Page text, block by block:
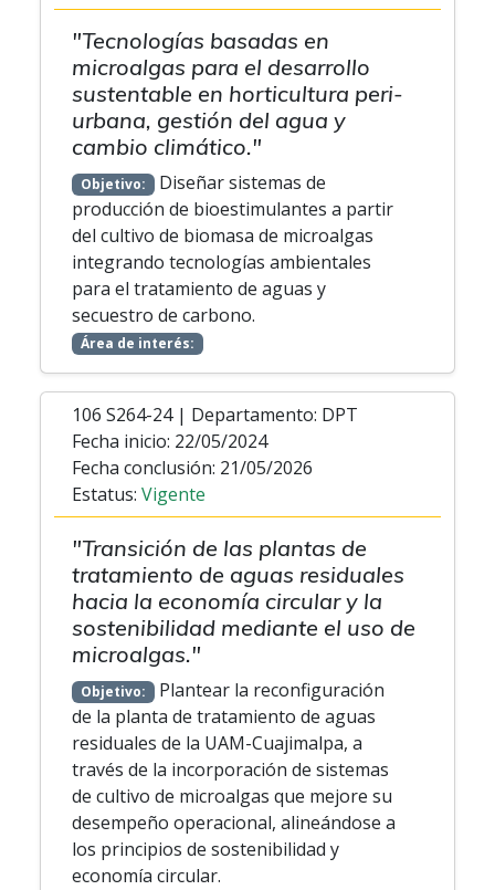
"Tecnologías basadas en
microalgas para el desarrollo
sustentable en horticultura peri-
urbana, gestión del agua y
cambio climático."
Objetivo: Diseñar sistemas de
producción de bioestimulantes a partir
del cultivo de biomasa de microalgas
integrando tecnologías ambientales
para el tratamiento de aguas y
secuestro de carbono.
Área de interés:
106 S264-24 | Departamento: DPT
Fecha inicio: 22/05/2024
Fecha conclusión: 21/05/2026
Estatus: Vigente
"Transición de las plantas de
tratamiento de aguas residuales
hacia la economía circular y la
sostenibilidad mediante el uso de
microalgas."
Objetivo: Plantear la reconfiguración
de la planta de tratamiento de aguas
residuales de la UAM-Cuajimalpa, a
través de la incorporación de sistemas
de cultivo de microalgas que mejore su
desempeño operacional, alineándose a
los principios de sostenibilidad y
economía circular.